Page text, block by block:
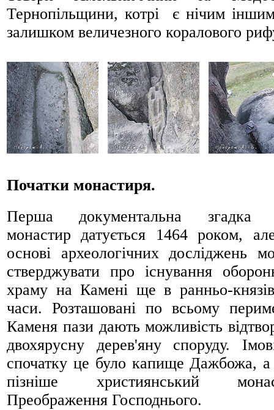
Тернопільщини, котрі є нічим
залишком величезного коралового
Початки монастиря.
Перша документальна згадка
монастир датується 1464 роком,
основі археологічних досліджень
стверджувати про існування
храму на Камені ще в ранньо-
часи. Розташовані по всьому
Каменя пази дають можливість
двохярусну дерев'яну споруду.
спочатку це було капище Дажбожа,
пізніше християнський
Преображення Господнього.